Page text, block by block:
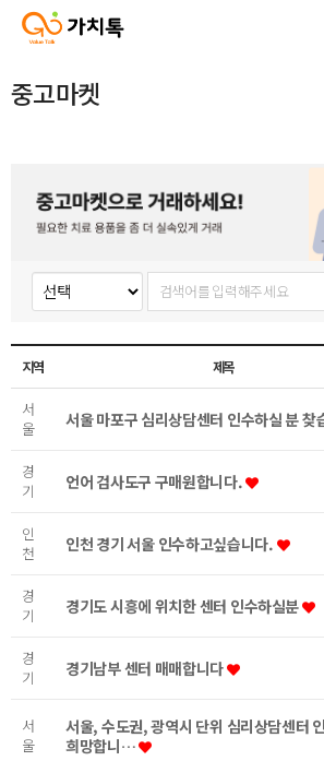
중고마켓
지역 제목
서
울
서울 마포구 심리상담센터 인수하실 분 찾
경
기
언어 검사도구 구매원합니다.
인
천
인천 경기 서울 인수하고싶습니다.
경
기
경기도 시흥에 위치한 센터 인수하실분
경
기
경기남부 센터 매매합니다
서
울
서울, 수도권, 광역시 단위 심리상담센터
희망합니…